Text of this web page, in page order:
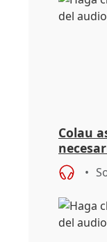
Colau
de